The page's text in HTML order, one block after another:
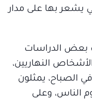
يشعر بها على مدار
بعض الدراسات
النهاريين،
الصباح، يمثلون
الناس، وعلى